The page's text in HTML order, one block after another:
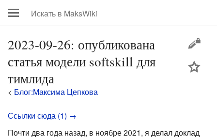
2023-09-26: опубликована
статья модели softskill для
тимлида
< Блог:Максима Цепкова
Ссылки сюда (1) →
Почти два года назад, в ноябре 2021, я делал доклад